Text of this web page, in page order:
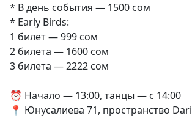
* В день события — 1500 сом
* Early Birds:
1 билет — 999 сом
2 билета — 1600 сом
3 билета — 2222 сом
⏰ Начало — 13:00, танцы — с 14:00
📍 Юнусалиева 71, пространство Dari